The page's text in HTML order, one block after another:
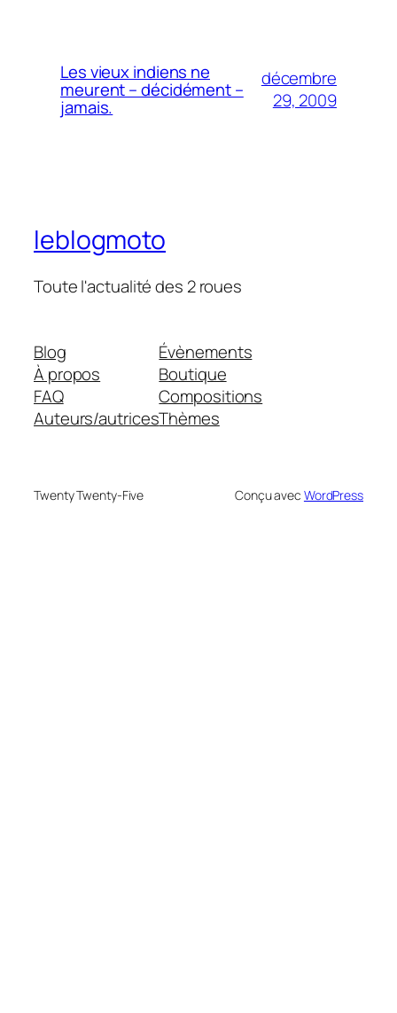
Les vieux indiens ne
meurent – décidément –
jamais.
décembre
29, 2009
leblogmoto
Toute l'actualité des 2 roues
Blog
À propos
FAQ
Auteurs/autrices
Évènements
Boutique
Compositions
Thèmes
Twenty Twenty-Five Conçu avec WordPress